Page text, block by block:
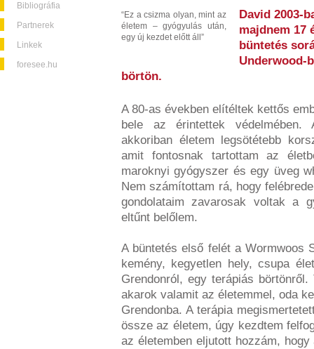
Bibliográfia
Partnerek
Linkek
foresee.hu
“Ez a csizma olyan, mint az
életem – gyógyulás után,
egy új kezdet előtt áll”
David 2003-
majdnem 17
büntetés
Underwood-
börtön.
A 80-as években elítéltek kettős
bele az érintettek védelmében.
akkoriban életem legsötétebb
amit fontosnak tartottam az
maroknyi gyógyszer és egy üveg
Nem számítottam rá, hogy
gondolataim zavarosak voltak a
eltűnt belőlem.
A büntetés első felét a Wormwoos
kemény, kegyetlen hely, csupa
Grendonról, egy terápiás
akarok valamit az életemmel, oda
Grendonba. A terápia
össze az életem, úgy kezdtem
az életemben eljutott hozzám,